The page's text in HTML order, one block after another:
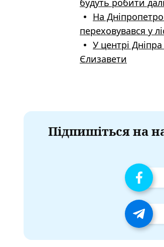
будуть робити далі
На
переховувався у
У центрі
Єлизавети
Підпишіться на